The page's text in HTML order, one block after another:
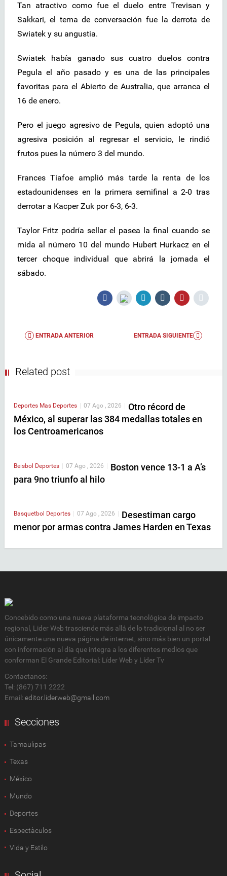
Tan atractivo como fue el duelo entre Trevisan y
Sakkari, el tema de conversación fue la derrota de
Swiatek y su angustia.
Swiatek había ganado sus cuatro duelos contra
Pegula el año pasado y es una de las principales
favoritas para el Abierto de Australia, que arranca el
16 de enero.
Pero el juego agresivo de Pegula, quien adoptó una
agresiva posición al regresar el servicio, le rindió
frutos pues la número 3 del mundo.
Frances Tiafoe amplió más tarde la renta de los
estadounidenses en la primera semifinal a 2-0 tras
derrotar a Kacper Zuk por 6-3, 6-3.
Taylor Fritz podría sellar el pasea la final cuando se
mida al número 10 del mundo Hubert Hurkacz en el
tercer choque individual que abrirá la jornada el
sábado.
ENTRADA ANTERIOR ENTRADA SIGUIENTE
Related post
Deportes Mas Deportes 07 Ago , 2026
Otro récord de
México, al superar las 384 medallas totales en
los Centroamericanos
Beisbol Deportes | 07 Ago , 2026 | Boston vence 13-1 a A’s
para 9no triunfo al hilo
Basquetbol Deportes 07 Ago , 2026
Desestiman cargo
menor por armas contra James Harden en Texas
Concebido como una nueva plataforma tecnológica de impacto
regional, Lider Web trasciende más allá de lo tradicional al no ser
únicamente una nueva página de internet, sino más bien un portal
con información al día que integra a los diferentes medios que
conforman El Grande Editorial: Líder Web y Líder Tv
Contactanos:
Tel: (867) 711 2222
Email: editor.liderweb@gmail.com
Secciones
Tamaulipas
Texas
México
Mundo
Deportes
Espectàculos
Vida y Estilo